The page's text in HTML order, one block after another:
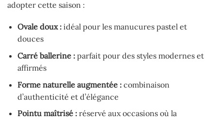
adopter cette saison :
Ovale doux :idéal pour les manucures pastel et
douces
Carré ballerine :parfait pour des styles modernes et
affirmés
Forme naturelle augmentée :combinaison
d’authenticité et d’élégance
Pointu maîtrisé :réservé aux occasions où la